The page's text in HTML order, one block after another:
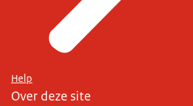
Help
Over deze site